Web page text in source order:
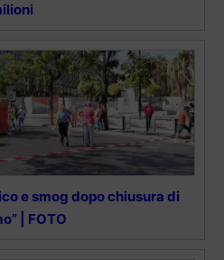
e smog dopo chiusura di
| FOTO